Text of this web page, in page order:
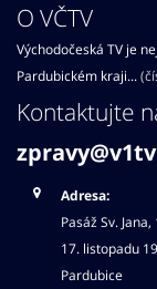
O VČTV
Východočeská TV je
Pardubickém kraji...
Kontaktujte
Adresa:
Pasáž Sv.
17. listopadu
Pardubice